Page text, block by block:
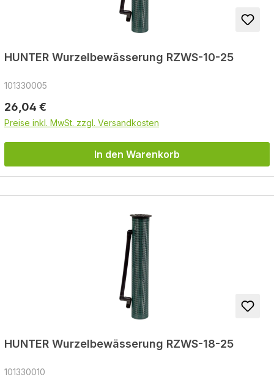
HUNTER Wurzelbewässerung RZWS-10-25
101330005
Regulärer Preis:
26,04 €
Preise inkl. MwSt. zzgl. Versandkosten
In den Warenkorb
HUNTER Wurzelbewässerung RZWS-18-25
101330010